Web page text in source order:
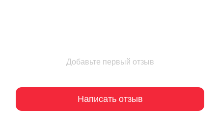
Добавьте первый отзыв
Написать отзыв